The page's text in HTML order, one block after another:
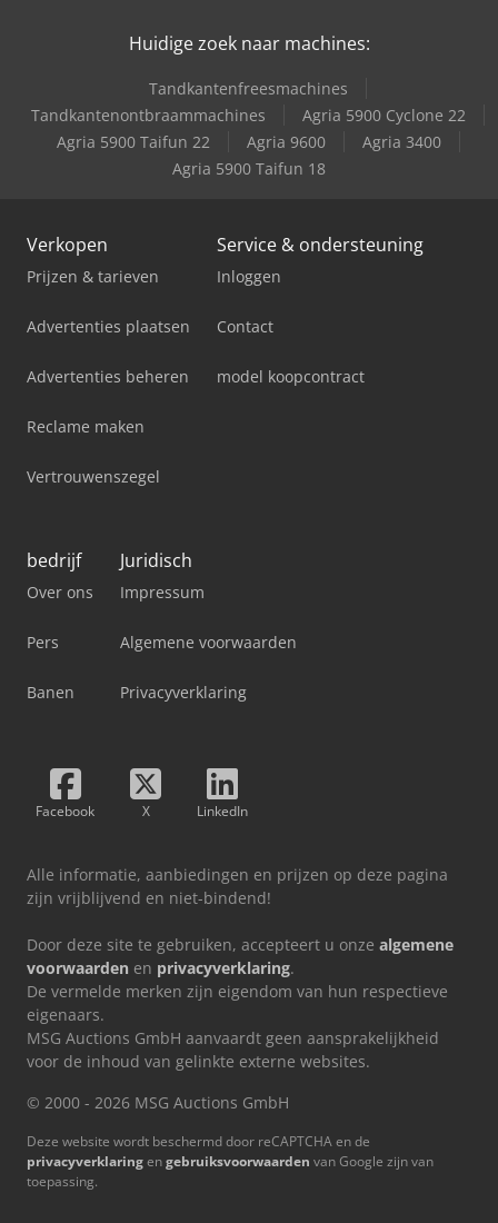
Huidige zoek naar machines:
Tandkantenfreesmachines
Tandkantenontbraammachines
Agria 5900 Cyclone 22
Agria 5900 Taifun 22
Agria 9600
Agria 3400
Agria 5900 Taifun 18
Verkopen
Prijzen & tarieven
Advertenties plaatsen
Advertenties beheren
Reclame maken
Vertrouwenszegel
Service & ondersteuning
Inloggen
Contact
model koopcontract
bedrijf
Over ons
Pers
Banen
Juridisch
Impressum
Algemene voorwaarden
Privacyverklaring
Facebook X LinkedIn
Alle informatie, aanbiedingen en prijzen op deze pagina
zijn vrijblijvend en niet-bindend!
Door deze site te gebruiken, accepteert u onze algemene
voorwaarden en privacyverklaring.
De vermelde merken zijn eigendom van hun respectieve
eigenaars.
MSG Auctions GmbH aanvaardt geen aansprakelijkheid
voor de inhoud van gelinkte externe websites.
© 2000 - 2026 MSG Auctions GmbH
Deze website wordt beschermd door reCAPTCHA en de
privacyverklaringengebruiksvoorwaarden van Google zijn van
toepassing.